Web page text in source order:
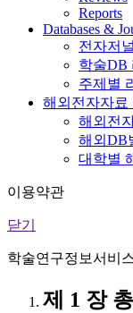
Reports
Databases &
전자저
학술DB
주제별
해외전자자료
해외전
해외DB
대학별
이용약관
닫기
학술연구정보서비
제 1 장